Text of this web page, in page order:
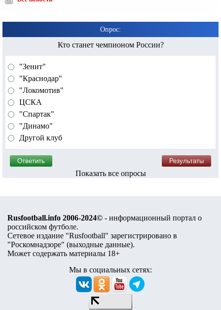
Опрос:
Кто станет чемпионом России?
"Зенит"
"Краснодар"
"Локомотив"
ЦСКА
"Спартак"
"Динамо"
Другой клуб
Показать все опросы
Rusfootball.info 2006-2024© - информационный портал о
российском футболе.
Сетевое издание "Rusfootball" зарегистрировано в
"Роскомнадзоре" (выходные данные).
Может содержать материалы 18+
Мы в социальных сетях: